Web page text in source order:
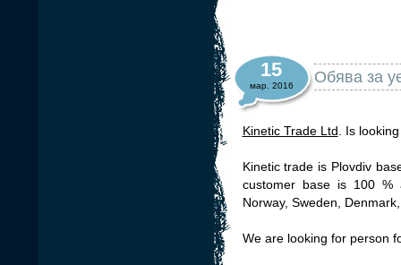
Обява за
15
мар. 2016
Kinetic Trade Ltd . Is
Kinetic trade is Plovdiv
customer base is 100 %
Norway, Sweden,
We are looking for person